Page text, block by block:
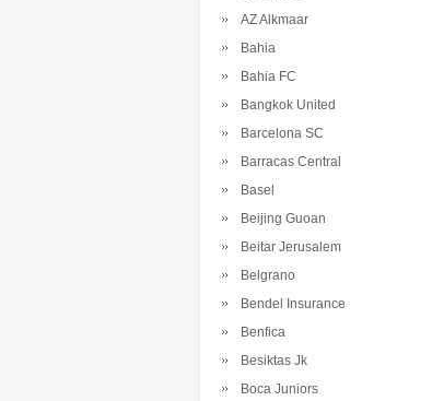
AZ Alkmaar
Bahia
Bahia FC
Bangkok United
Barcelona SC
Barracas Central
Basel
Beijing Guoan
Beitar Jerusalem
Belgrano
Bendel Insurance
Benfica
Besiktas Jk
Boca Juniors